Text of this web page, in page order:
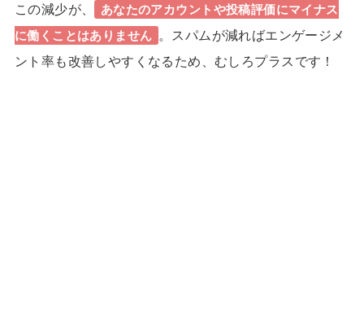
この減少が、
あなたのアカウントや投稿評価にマイナス
に働くことはありません
。 スパムが減ればエンゲージメ
ント率も改善しやすくなるため、むしろプラスです！